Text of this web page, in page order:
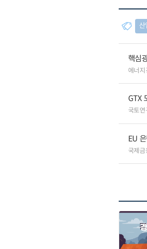
산
핵심
에너지
GTX
국토연
EU
국제금